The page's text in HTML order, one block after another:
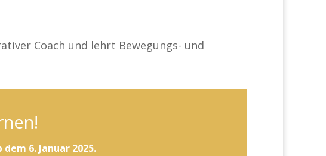
Coach und lehrt Bewegungs- und
6. Januar 2025.